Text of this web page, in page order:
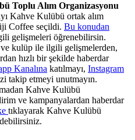
Toplu Alım Organizasyonu
Kahve Kulübü ortak alım
Coffee seçildi. Bu konudan
gelişmeleri öğrenebilirsin.
kulüp ile ilgili gelişmelerden,
hızlı bir şekilde haberdar
Kanalına katılmayı, Instagram
takip etmeyi unutmayın.
Kahve Kulübü
ve kampanyalardan haberdar
tıklayarak Kahve Kulübü